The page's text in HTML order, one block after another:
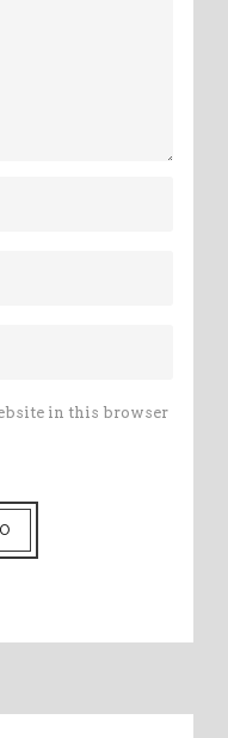
in this browser